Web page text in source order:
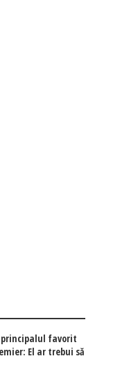
principalul favorit
El ar trebui să